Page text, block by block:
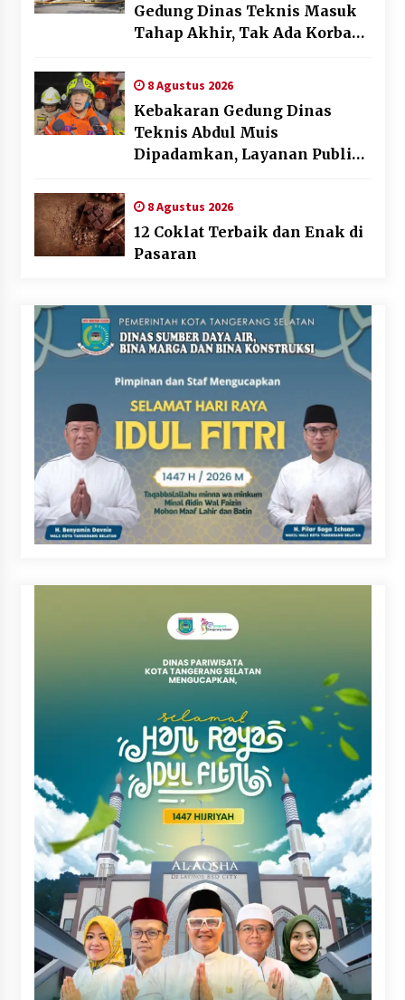
Gedung Dinas Teknis Masuk
Tahap Akhir, Tak Ada Korban
8 Agustus 2026
Kebakaran Gedung Dinas
Teknis Abdul Muis
Dipadamkan, Layanan Publik
8 Agustus 2026
12 Coklat Terbaik dan Enak di
Pasaran